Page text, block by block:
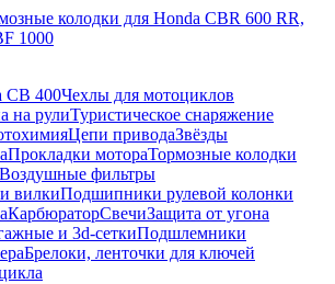
колодки для Honda CBR 600 RR,
1000
CB 400Чехлы для мотоциклов
на рулиТуристическое снаряжение
Цепи приводаЗвёзды
Прокладки мотораТормозные колодки
Воздушные фильтры
вилкиПодшипники рулевой колонки
КарбюраторСвечиЗащита от угона
и 3d-сеткиПодшлемники
Брелоки, ленточки для ключей